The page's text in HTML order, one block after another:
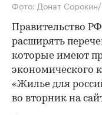
Фото: Донат
Правительство
расширять
которые имеют
экономического
«Жилье для
во вторник на